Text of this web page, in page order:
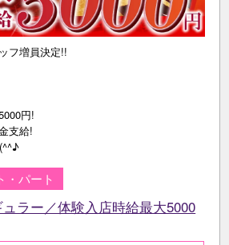
フ増員決定!!
円!
支給!
・パート
ラー／体験入店時給最大5000